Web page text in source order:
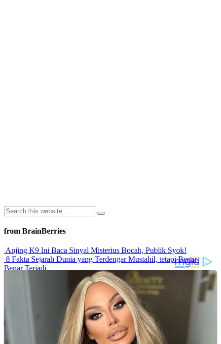
from BrainBerries
Anjing K9 Ini Baca Sinyal Misterius Bocah, Publik Syok!
8 Fakta Sejarah Dunia yang Terdengar Mustahil, tetapi Benar-
Benar Terjadi
Rahasia Sehat Sam Bimbo Yang Tetap Prima Di Usia Senja
9 Rahasia Mengejutkan Di Balik Monumen Batu Kuno Dunia!
Inilah Cara Mendeteksi Kebohongan Lewat Gerakan Bibir!